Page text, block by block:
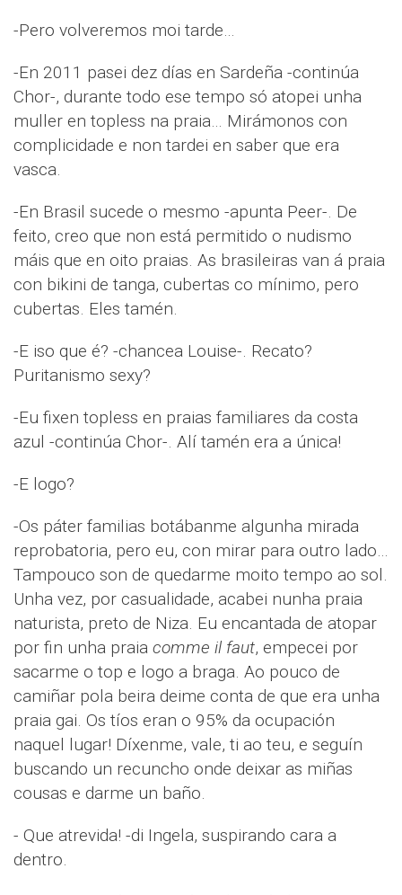
-Pero volveremos moi tarde…
-En 2011 pasei dez días en Sardeña -continúa
Chor-, durante todo ese tempo só atopei unha
muller en topless na praia… Mirámonos con
complicidade e non tardei en saber que era
vasca.
-En Brasil sucede o mesmo -apunta Peer-. De
feito, creo que non está permitido o nudismo
máis que en oito praias. As brasileiras van á praia
con bikini de tanga, cubertas co mínimo, pero
cubertas. Eles tamén.
-E iso que é? -chancea Louise-. Recato?
Puritanismo sexy?
-Eu fixen topless en praias familiares da costa
azul -continúa Chor-. Alí tamén era a única!
-E logo?
-Os páter familias botábanme algunha mirada
reprobatoria, pero eu, con mirar para outro lado…
Tampouco son de quedarme moito tempo ao sol.
Unha vez, por casualidade, acabei nunha praia
naturista, preto de Niza. Eu encantada de atopar
por fin unha praia comme il faut, empecei por
sacarme o top e logo a braga. Ao pouco de
camiñar pola beira deime conta de que era unha
praia gai. Os tíos eran o 95% da ocupación
naquel lugar! Díxenme, vale, ti ao teu, e seguín
buscando un recuncho onde deixar as miñas
cousas e darme un baño.
- Que atrevida! -di Ingela, suspirando cara a
dentro.